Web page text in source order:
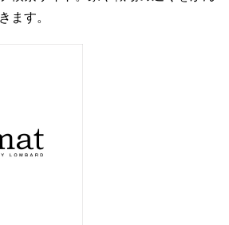
ます。